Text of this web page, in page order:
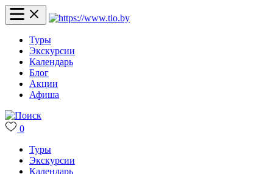
Туры
Экскурсии
Календарь
Блог
Акции
Афиша
0
Туры
Экскурсии
Календарь